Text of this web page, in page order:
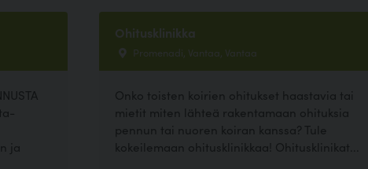
ja
Ohitusklinikka
Promenadi, Vantaa, Vantaa
Onko toisten koirien ohitukset haastavia tai
mietit miten lähteä rakentamaan ohituksia
pennun tai nuoren koiran kanssa? Tule
kokeilemaan ohitusklinikkaa! Ohitusklinikat...